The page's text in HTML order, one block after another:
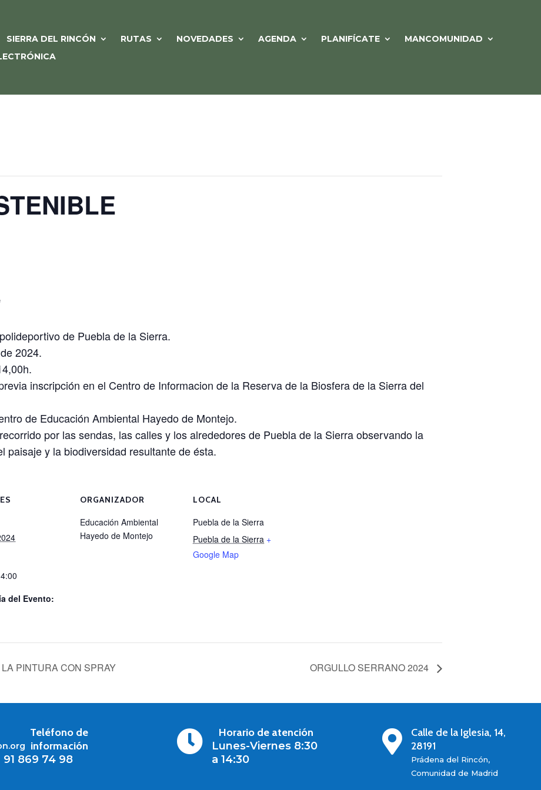
SIERRA DEL RINCÓN RUTAS NOVEDADES AGENDA PLANIFÍCATE
MANCOMUNIDAD
de Puebla de la Sierra.
2024.
inscripción en el Centro de Informacion de la Reserva de la Biosfera de la Sierra del
de Educación Ambiental Hayedo de Montejo.
por las sendas, las calles y los alrededores de Puebla de la Sierra observando la
paisaje y la biodiversidad resultante de ésta.
del Evento:
ORGANIZADOR
Educación Ambiental
Hayedo de Montejo
LOCAL
Puebla de la Sierra
Puebla de la Sierra +
Google Map
PINTURA CON SPRAY ORGULLO SERRANO 2024
Teléfono de
información
91 869 74 98

Horario de atención
Lunes-Viernes 8:30
a 14:30

Calle de la Iglesia, 14,
28191
Prádena del Rincón,
Comunidad de Madrid